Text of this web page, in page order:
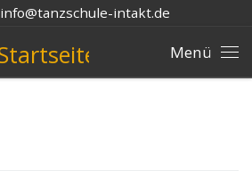
info@tanzschule-intakt.de